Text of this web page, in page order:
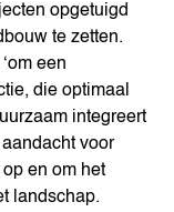
opgetuigd
te zetten.
een
die optimaal
integreert
voor
en om het
landschap.